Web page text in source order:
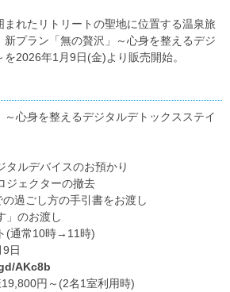
れたリトリートの聖地に位置する温泉旅
プラン「無の贅沢」～心身を整えるデジ
2026年1月9日(金)より販売開始。
心身を整えるデジタルデトックスステイ
タルデバイスのお預かり
ジェクターの撤去
過ごし方の手引書をお渡し
」のお渡し
(通常10時→11時)
日
AKc8b
円～(2名1室利用時)